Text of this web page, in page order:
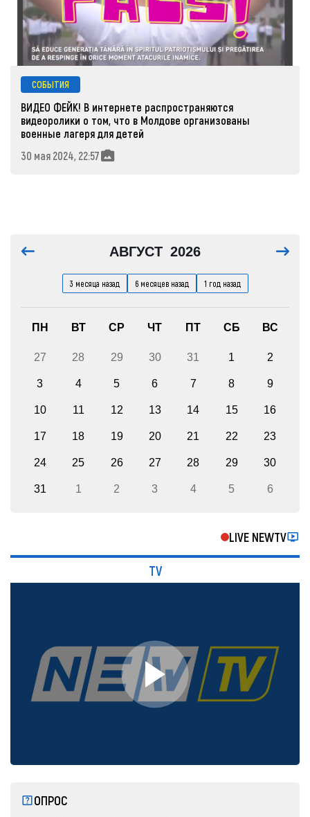
СОБЫТИЯ
ВИДЕО ФЕЙК! В интернете распространяются
видеоролики о том, что в Молдове организованы
военные лагеря для детей
30 мая 2024, 22:57
АВГУСТ 2026
3 месяца назад 6 месяцев назад 1 год назад
ПН ВТ СР ЧТ ПТ СБ ВС
27 28 29 30 31 1 2
3 4 5 6 7 8 9
10 11 12 13 14 15 16
17 18 19 20 21 22 23
24 25 26 27 28 29 30
31 1 2 3 4 5 6
LIVE NEWTV
TV
ОПРОС